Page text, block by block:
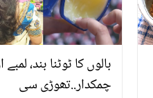
بالوں کا ٹوٹنا بند، لمبے
چمکدار..تھوڑی سی